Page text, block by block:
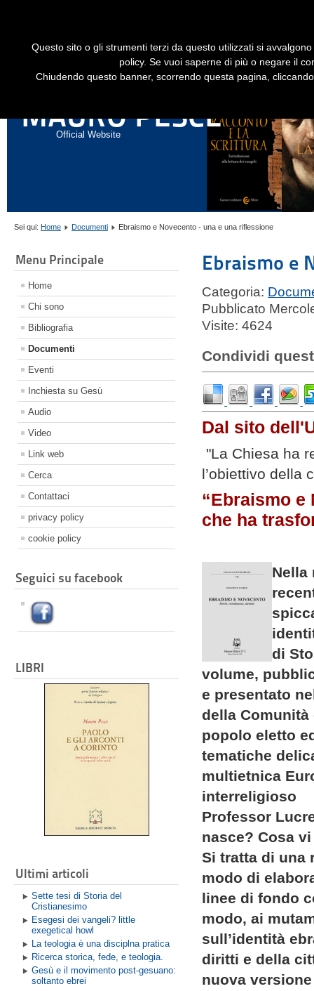
MAURO PESCE
Official Website
GESÙ STORICO - HISTORICAL JESUS
Sei qui: Home Documenti Ebraismo e Novecento - una e una riflessione
Menu Principale
Home
Chi sono
Bibliografia
Documenti
Eventi
Inchiesta su Gesù
Audio
Video
Link web
Cerca
Contattaci
privacy policy
cookie policy
Seguici su facebook
LIBRI
Ultimi articoli
Sette tesi di Storia del
Cristianesimo
Esegesi dei vangeli? little
exegetical howl
La teologia è una disciplna pratica
Ricerca storica, fede, e teologia.
Gesù e il movimento post-gesuano:
soltanto ebrei
Ebraismo e
Categoria:
Pubblicato
Visite: 4624
Condividi
Dal sito
"La Chiesa ha
l’obiettivo della
“Ebraismo e
che ha
Nella
di
volume,
e presentato
della
popolo eletto
tematiche
multietnica
interreligioso
Professor
nasce? Cosa
Si tratta di una
modo di
linee di fondo
modo, ai
sull’identità
diritti e della
nuova
Questo sito o gli strumenti terzi da questo utilizzati si
policy. Se vuoi saperne di più o negare il
Chiudendo questo banner, scorrendo questa pagina,